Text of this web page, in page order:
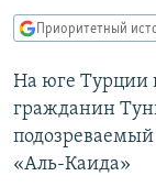
Вернутся
поиску
СЕВЕР.РЕАЛИИ
РАСПИСАНИЕ
Приоритетный
На юге Турции
гражданин
подозреваемый
«Аль-Каида»